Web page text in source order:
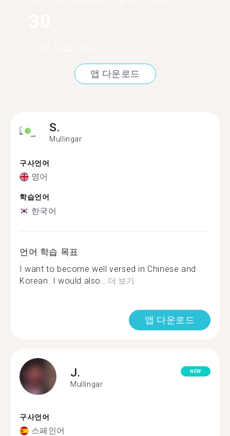
앱 다운로드
S.
Mullingar
구사언어
영어
학습언어
한국어
언어 학습 목표
I want to become well versed in Chinese and
Korean. I would also... 더 보기
앱 다운로드
J.
Mullingar
NEW
구사언어
스페인어